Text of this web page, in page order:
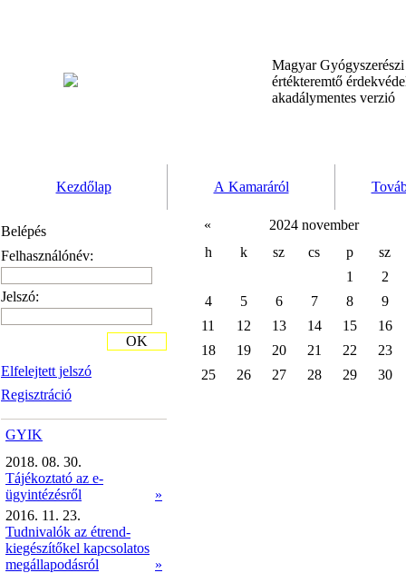
Magyar
értékteremtő
akadálymentes verzió
Kezdőlap A Kamaráról
Belépés
Felhasználónév:
Jelszó:
Elfelejtett jelszó
Regisztráció
OK
GYIK
2018. 08. 30.
Tájékoztató az e-
ügyintézésről
»
2016. 11. 23.
Tudnivalók az étrend-
kiegészítőkel kapcsolatos
megállapodásról
»
«
2024 november
h
k sz cs p
sz
1
2
4
5 6 7 8
9
11
12 13 14 15
16
18
19 20 21 22
23
25
26 27 28 29 30